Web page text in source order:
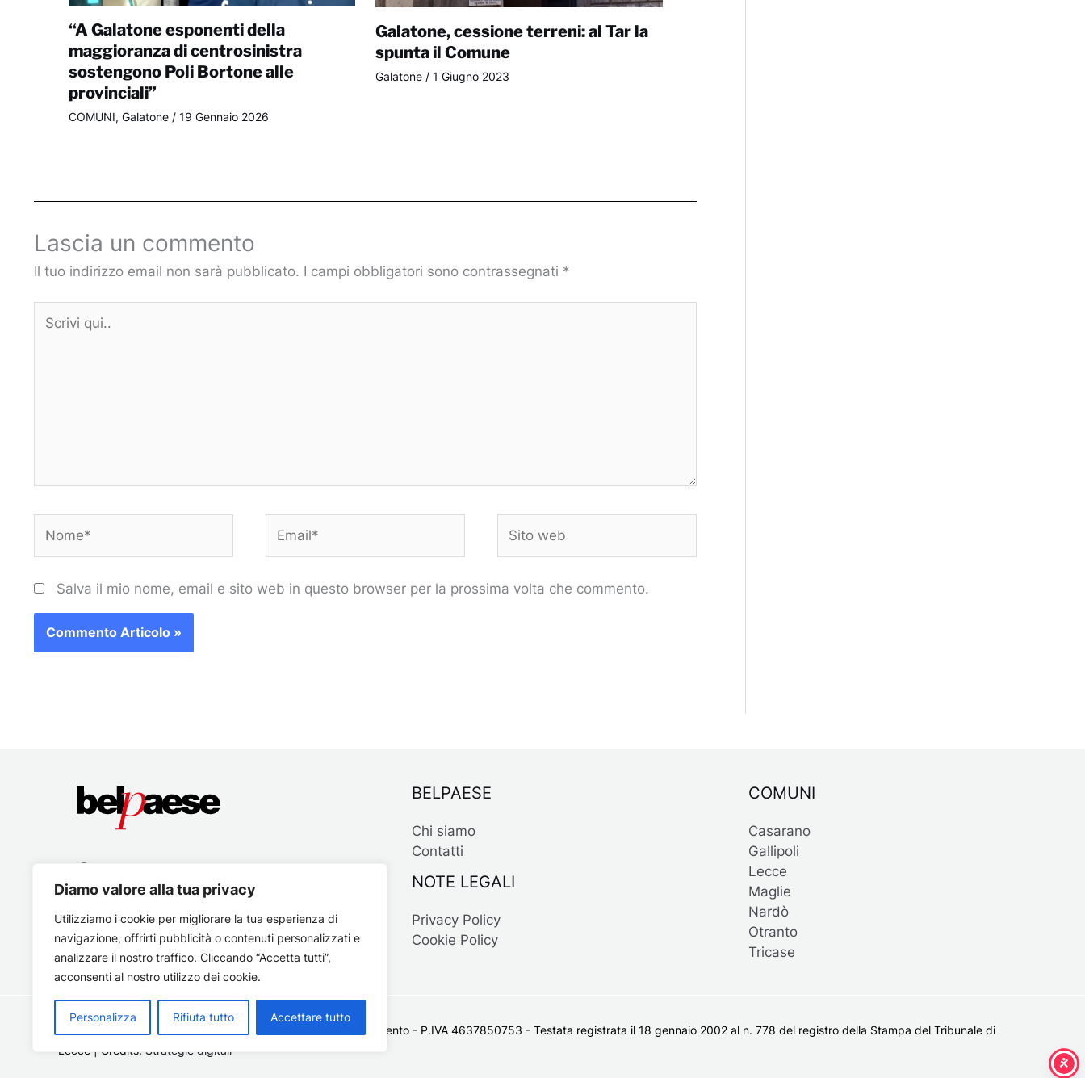
Diamo valore alla tua privacy
Utilizziamo i cookie per migliorare la tua esperienza di
navigazione, offrirti pubblicità o contenuti personalizzati e
analizzare il nostro traffico. Cliccando “Accetta tutti”,
acconsenti al nostro utilizzo dei cookie.
Personalizza Rifiuta tutto Accettare tutto
“A Galatone esponenti della
maggioranza di centrosinistra
sostengono Poli Bortone alle
provinciali”
COMUNI, Galatone/ 19 Gennaio 2026
Galatone, cessione terreni: al Tar la
spunta il Comune
Galatone / 1 Giugno 2023
Lascia un commento
Il tuo indirizzo email non sarà pubblicato. I campi obbligatori sono contrassegnati *
qui..
web
Salva il mio nome, email e sito web in questo browser per la prossima volta che commento.
BELPAESE
Chi siamo
Contatti
NOTE LEGALI
Privacy Policy
Cookie Policy
COMUNI
Casarano
Gallipoli
Lecce
Maglie
Nardò
Otranto
Tricase
Copyright © 2026 Belpaese | Periodico d'informazione del Salento - P.IVA 4637850753 - Testata registrata il 18 gennaio 2002 al n. 778 del registro della Stampa del Tribunale di
Lecce | Credits: Strategie digitali